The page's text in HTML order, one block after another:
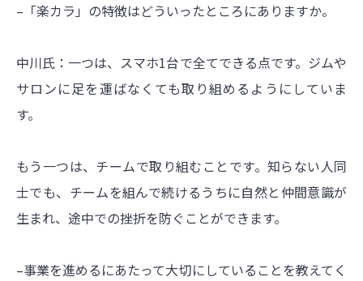
–「楽カラ」の特徴はどういったところにありますか。
中川氏：一つは、スマホ1台で全てできる点です。ジムや
サロンに足を運ばなくても取り組めるようにしていま
す。
もう一つは、チームで取り組むことです。知らない人同
士でも、チームを組んで続けるうちに自然と仲間意識が
生まれ、途中での挫折を防ぐことができます。
–事業を進めるにあたって大切にしていることを教えてく